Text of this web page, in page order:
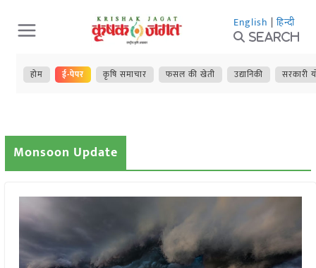
Skip
to
content
English | हिन्दी
Search
होम ई-पेपर कृषि समाचार फसल की खेती उद्यानिकी सरकारी
Monsoon Update